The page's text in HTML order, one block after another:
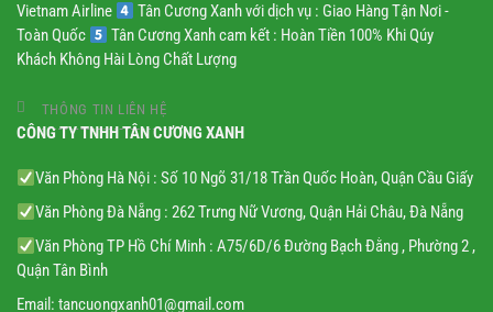
Vietnam Airline
Tân Cương Xanh với dịch vụ : Giao Hàng Tận Nơi -
Toàn Quốc
Tân Cương Xanh cam kết : Hoàn Tiền 100% Khi Qúy
Khách Không Hài Lòng Chất Lượng
THÔNG TIN LIÊN HỆ
CÔNG TY TNHH TÂN CƯƠNG XANH
Văn Phòng Hà Nội : Số 10 Ngõ 31/18 Trần Quốc Hoàn, Quận Cầu Giấy
Văn Phòng Đà Nẵng : 262 Trưng Nữ Vương, Quận Hải Châu, Đà Nẵng
Văn Phòng TP Hồ Chí Minh : A75/6D/6 Đường Bạch Đằng , Phường 2 ,
Quận Tân Bình
Email: tancuongxanh01@gmail.com